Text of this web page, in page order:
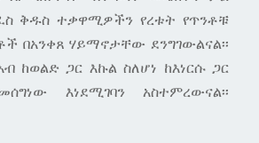
ቅዱስ ተቃዋሚዎችን የረቱት የጥንቶቹ
በአንቀጸ ሃይማኖታቸው ደንግገውልናል፡፡
ከወልድ ጋር እኩል ስለሆነ ከእነርሱ ጋር
እነደሚገባን አስተምረውናል፡፡